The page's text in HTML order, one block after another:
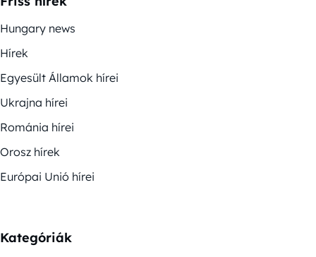
Hungary news
Hírek
Egyesült Államok hírei
Ukrajna hírei
Románia hírei
Orosz hírek
Európai Unió hírei
Kategóriák